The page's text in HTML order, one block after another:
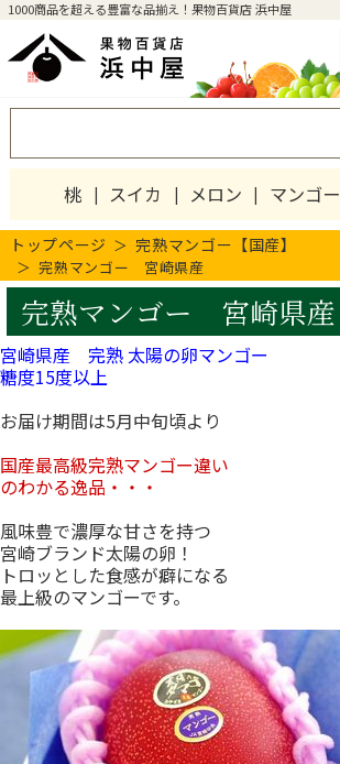
1000商品を超える豊富な品揃え！果物百貨店 浜中屋
桃 スイカ メロン マンゴー
トップページ 完熟マンゴー【国産】
完熟マンゴー 宮崎県産
完熟マンゴー 宮崎県産
宮崎県産 完熟 太陽の卵マンゴー
糖度15度以上
お届け期間は5月中旬頃より
国産最高級完熟マンゴー違い
のわかる逸品・・・
風味豊で濃厚な甘さを持つ
宮崎ブランド太陽の卵！
トロッとした食感が癖になる
最上級のマンゴーです。